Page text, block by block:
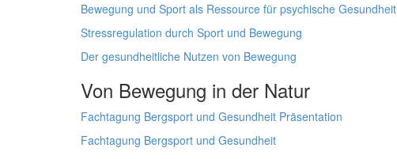
Bewegung und Sport als Ressource für psychische Gesundheit
Stressregulation durch Sport und Bewegung
Der gesundheitliche Nutzen von Bewegung
Von Bewegung in der Natur
Fachtagung Bergsport und Gesundheit Präsentation
Fachtagung Bergsport und Gesundheit